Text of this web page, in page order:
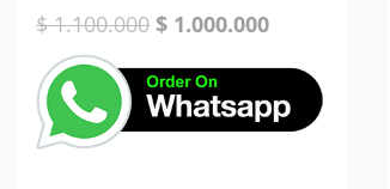
$1.100.000 El
original
era:
$ 1.000.000El
actual
es: